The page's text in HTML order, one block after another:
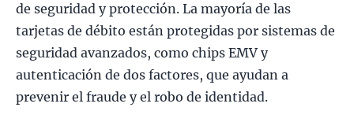
de seguridad y protección. La mayoría de las
tarjetas de débito están protegidas por sistemas de
seguridad avanzados, como chips EMV y
autenticación de dos factores, que ayudan a
prevenir el fraude y el robo de identidad.